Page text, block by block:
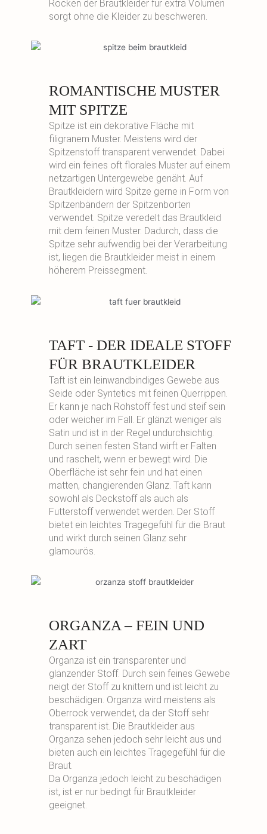
Röcken der Brautkleider für extra Volumen
sorgt ohne die Kleider zu beschweren.
ROMANTISCHE MUSTER
MIT SPITZE
Spitze ist ein dekorative Fläche mit
filigranem Muster. Meistens wird der
Spitzenstoff transparent verwendet. Dabei
wird ein feines oft florales Muster auf einem
netzartigen Untergewebe genäht. Auf
Brautkleidern wird Spitze gerne in Form von
Spitzenbändern der Spitzenborten
verwendet. Spitze veredelt das Brautkleid
mit dem feinen Muster. Dadurch, dass die
Spitze sehr aufwendig bei der Verarbeitung
ist, liegen die Brautkleider meist in einem
höherem Preissegment.
TAFT - DER IDEALE STOFF
FÜR BRAUTKLEIDER
Taft ist ein leinwandbindiges Gewebe aus
Seide oder Syntetics mit feinen Querrippen.
Er kann je nach Rohstoff fest und steif sein
oder weicher im Fall. Er glänzt weniger als
Satin und ist in der Regel undurchsichtig.
Durch seinen festen Stand wirft er Falten
und raschelt, wenn er bewegt wird. Die
Oberfläche ist sehr fein und hat einen
matten, changierenden Glanz. Taft kann
sowohl als Deckstoff als auch als
Futterstoff verwendet werden. Der Stoff
bietet ein leichtes Tragegefühl für die Braut
und wirkt durch seinen Glanz sehr
glamourös.
ORGANZA – FEIN UND
ZART
Organza ist ein transparenter und
glänzender Stoff. Durch sein feines Gewebe
neigt der Stoff zu knittern und ist leicht zu
beschädigen. Organza wird meistens als
Oberrock verwendet, da der Stoff sehr
transparent ist. Die Brautkleider aus
Organza sehen jedoch sehr leicht aus und
bieten auch ein leichtes Tragegefühl für die
Braut.
Da Organza jedoch leicht zu beschädigen
ist, ist er nur bedingt für Brautkleider
geeignet.